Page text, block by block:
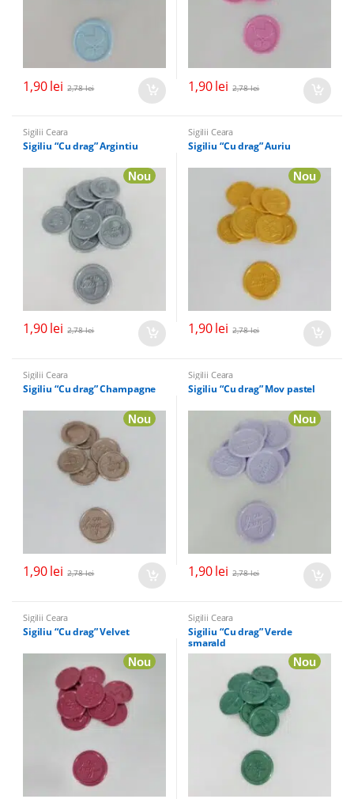
1,90lei 2,78lei 1,90lei 2,78lei
Sigilii Ceara
Sigiliu “Cu drag” Argintiu
Nou
1,90lei 2,78lei
Sigilii Ceara
Sigiliu “Cu drag” Auriu
Nou
1,90lei 2,78lei
Sigilii Ceara
Sigiliu “Cu drag” Champagne
Nou
1,90lei 2,78lei
Sigilii Ceara
Sigiliu “Cu drag” Mov pastel
Nou
1,90lei 2,78lei
Sigilii Ceara
Sigiliu “Cu drag” Velvet
Nou
Sigilii Ceara
Sigiliu “Cu drag” Verde
smarald
Nou